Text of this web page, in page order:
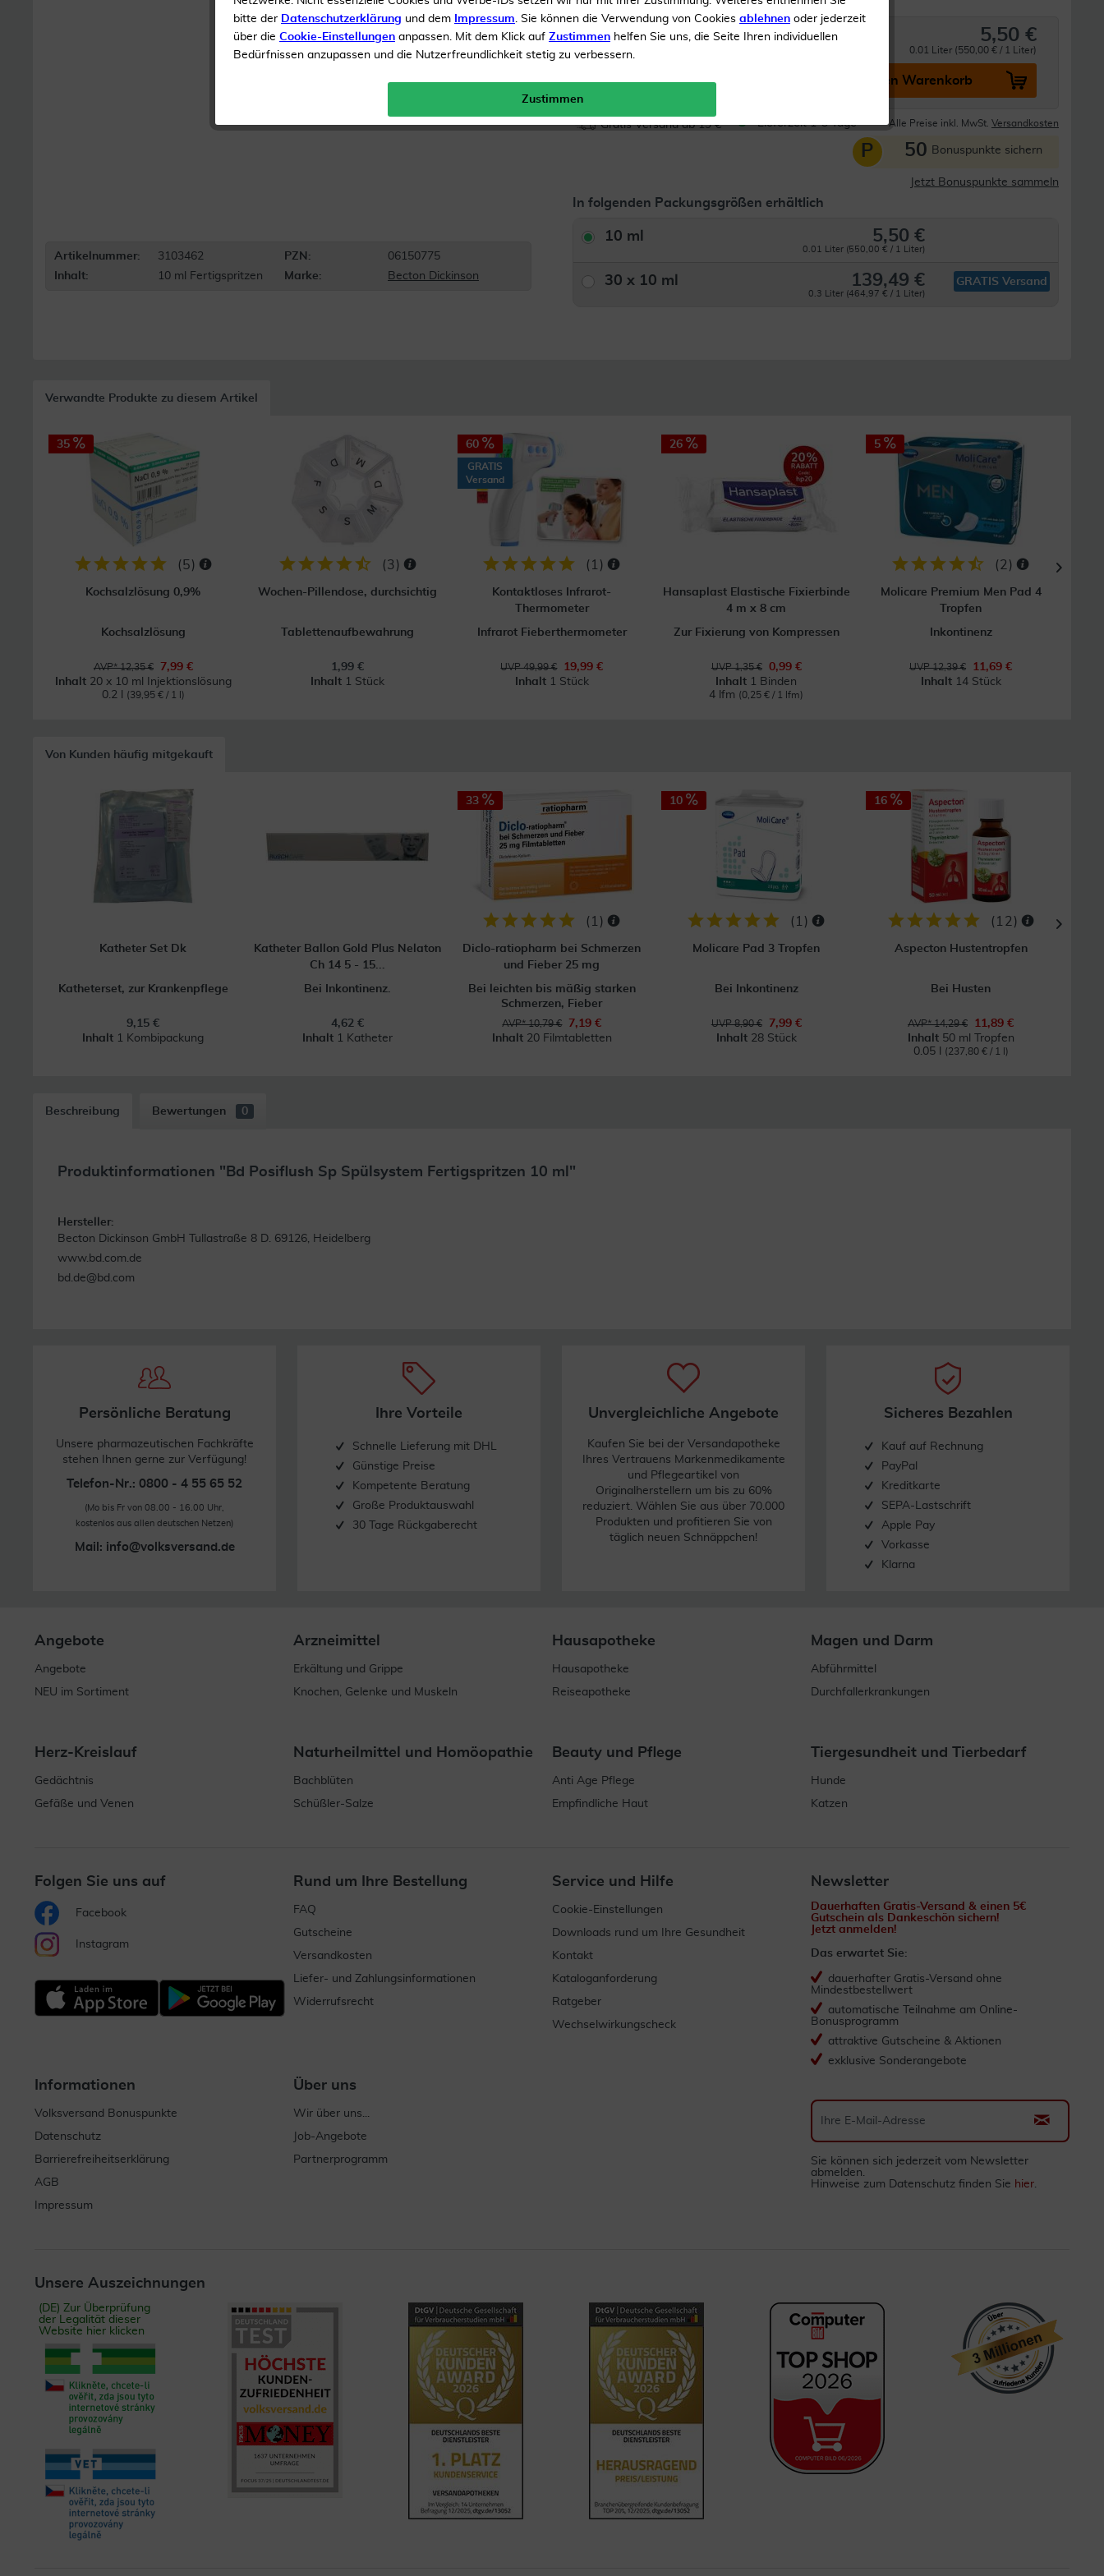
Artikelnummer: 3103462 PZN:
06150775
Inhalt:
10 ml Fertigspritzen Marke: Becton Dickinson
Inhalt10 ml Fertigspritzen 5,50 €
0.01 Liter (550,00 € / 1 Liter)
In den Warenkorb
Gratis Versand ab 19 € Lieferzeit 1-3 Tage Alle Preise inkl. MwSt. Versandkosten
P 50 Bonuspunkte sichern
Jetzt Bonuspunkte sammeln
In folgenden Packungsgrößen erhältlich
10 ml 5,50 €
0.01 Liter (550,00 € / 1 Liter)
30 x 10 ml 139,49 €
0.3 Liter (464,97 € / 1 Liter)
GRATIS Versand
Verwandte Produkte zu diesem Artikel
35
(5)
Kochsalzlösung 0,9%
Kochsalzlösung
AVP* 12,35 €
7,99 €
Inhalt 20 x 10 ml Injektionslösung
0.2 l
(39,95 € / 1 l)
(3)
Wochen-Pillendose, durchsichtig
Tablettenaufbewahrung
1,99 €
Inhalt 1 Stück
60
GRATIS
Versand
( 1 )
Kontaktloses Infrarot-
Thermometer
Infrarot Fieberthermometer
UVP 49,99 €
19,99 €
Inhalt 1 Stück
26
Hansaplast Elastische Fixierbinde
4 m x 8 cm
Zur Fixierung von Kompressen
UVP 1,35 €
0,99 €
Inhalt 1 Binden
4 lfm (0,25 € / 1 lfm)
5
(2 )
Molicare Premium Men Pad 4
Tropfen
Inkontinenz
UVP 12,39 €
11,69 €
Inhalt 14 Stück
Von Kunden häufig mitgekauft
Katheter Set Dk
Katheterset, zur Krankenpflege
9,15 €
Inhalt 1 Kombipackung
Katheter Ballon Gold Plus Nelaton
Ch 14 5 - 15...
Bei Inkontinenz.
4,62 €
Inhalt 1 Katheter
33
( 1 )
Diclo-ratiopharm bei Schmerzen
und Fieber 25 mg
Bei leichten bis mäßig starken
Schmerzen, Fieber
AVP* 10,79 €
7,19 €
Inhalt 20 Filmtabletten
10
( 1 )
Molicare Pad 3 Tropfen
Bei Inkontinenz
UVP 8,90 €
7,99 €
Inhalt 28 Stück
16
( 12 )
Aspecton Hustentropfen
Bei Husten
AVP* 14,29 €
11,89 €
Inhalt 50 ml Tropfen
0.05 l
(237,80 € / 1 l)
Beschreibung Bewertungen 0
Produktinformationen "Bd Posiflush Sp Spülsystem Fertigspritzen 10 ml"
Weiterlesen
Hersteller:
Becton Dickinson GmbH Tullastraße 8 D. 69126, Heidelberg
www.bd.com.de
bd.de@bd.com
Persönliche Beratung
Unsere pharmazeutischen Fachkräfte
stehen Ihnen gerne zur Verfügung!
Telefon-Nr.: 0800 - 4 55 65 52
(Mo bis Fr von 08.00 - 16.00 Uhr,
kostenlos aus allen deutschen Netzen)
Mail: info@volksversand.de
Ihre Vorteile
Schnelle Lieferung mit DHL
Günstige Preise
Kompetente Beratung
Große Produktauswahl
30 Tage Rückgaberecht
Unvergleichliche Angebote
Kaufen Sie bei der Versandapotheke
Ihres Vertrauens Markenmedikamente
und Pflegeartikel von
Originalherstellern um bis zu 60%
reduziert. Wählen Sie aus über 70.000
Produkten und profitieren Sie von
täglich neuen Schnäppchen!
Sicheres Bezahlen
Kauf auf Rechnung
PayPal
Kreditkarte
SEPA-Lastschrift
Apple Pay
Vorkasse
Klarna
Angebote
Angebote
NEU im Sortiment
Arzneimittel
Erkältung und Grippe
Knochen, Gelenke und Muskeln
Hausapotheke
Hausapotheke
Reiseapotheke
Magen und Darm
Abführmittel
Durchfallerkrankungen
Herz-Kreislauf
Gedächtnis
Gefäße und Venen
Naturheilmittel und Homöopathie
Bachblüten
Schüßler-Salze
Beauty und Pflege
Anti Age Pflege
Empfindliche Haut
Tiergesundheit und Tierbedarf
Hunde
Katzen
Folgen Sie uns auf
Facebook
Instagram
Rund um Ihre Bestellung
FAQ
Gutscheine
Versandkosten
Liefer- und Zahlungsinformationen
Widerrufsrecht
Service und Hilfe
Cookie-Einstellungen
Downloads rund um Ihre Gesundheit
Kontakt
Kataloganforderung
Ratgeber
Wechselwirkungscheck
Informationen
Volksversand Bonuspunkte
Datenschutz
Barrierefreiheitserklärung
AGB
Impressum
Über uns
Wir über uns...
Job-Angebote
Partnerprogramm
Newsletter
Dauerhaften Gratis-Versand & einen 5€
Gutschein als Dankeschön sichern!
Jetzt anmelden!
Das erwartet Sie:
dauerhafter Gratis-Versand ohne
Mindestbestellwert
automatische Teilnahme am Online-
Bonusprogramm
attraktive Gutscheine & Aktionen
exklusive Sonderangebote
Sie können sich jederzeit vom Newsletter
abmelden.
Hinweise zum Datenschutz finden Sie hier
Unsere Auszeichnungen
(DE) Zur Überprüfung
der Legalität dieser
Website hier klicken
bitte der Datenschutzerklärung und dem Impressum. Sie können die Verwendung von Cookies ablehnen oder jederzeit
über die Cookie-Einstellungen anpassen. Mit dem Klick auf Zustimmen helfen Sie uns, die Seite Ihren individuellen
Bedürfnissen anzupassen und die Nutzerfreundlichkeit stetig zu verbessern.
Zustimmen